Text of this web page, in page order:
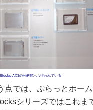
AX3の分解展示も行われている
では、ぷらっとホー
シリーズではこれ